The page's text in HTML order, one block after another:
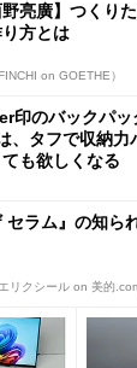
野亮廣】つくり
方とは
on GOETHE）
印のバックパ
、タフで収納
も欲しくなる
セラム』の知ら
リクシール on 美的